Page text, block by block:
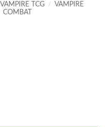
VAMPIRE TCG /
VAMPIRE
COMBAT